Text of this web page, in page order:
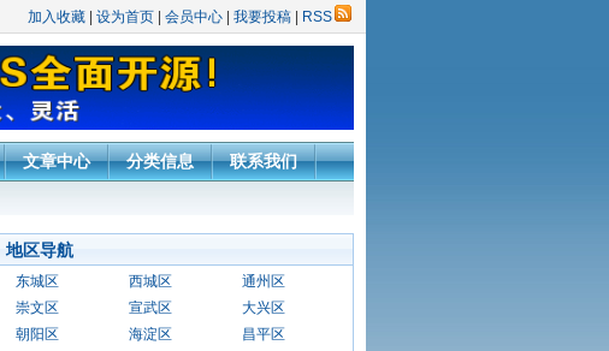
加入收藏 设为首页 会员中心 我要投稿 RSS
文章中心 分类信息 联系我们
地区导航
东城区 西城区
通州区
崇文区
宣武区
大兴区
朝阳区
海淀区
昌平区